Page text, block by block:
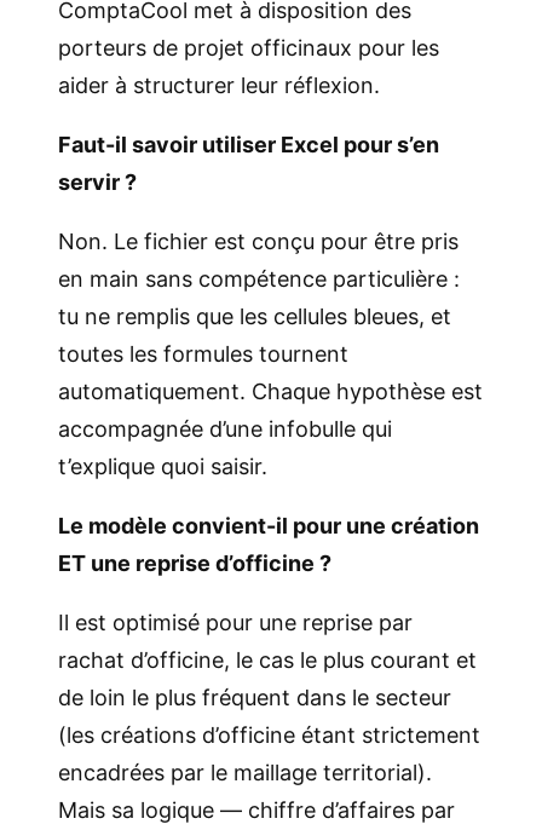
ComptaCool met à disposition des
porteurs de projet officinaux pour les
aider à structurer leur réflexion.
Faut-il savoir utiliser Excel pour s’en
servir ?
Non. Le fichier est conçu pour être pris
en main sans compétence particulière :
tu ne remplis que les cellules bleues, et
toutes les formules tournent
automatiquement. Chaque hypothèse est
accompagnée d’une infobulle qui
t’explique quoi saisir.
Le modèle convient-il pour une création
ET une reprise d’officine ?
Il est optimisé pour une reprise par
rachat d’officine, le cas le plus courant et
de loin le plus fréquent dans le secteur
(les créations d’officine étant strictement
encadrées par le maillage territorial).
Mais sa logique — chiffre d’affaires par